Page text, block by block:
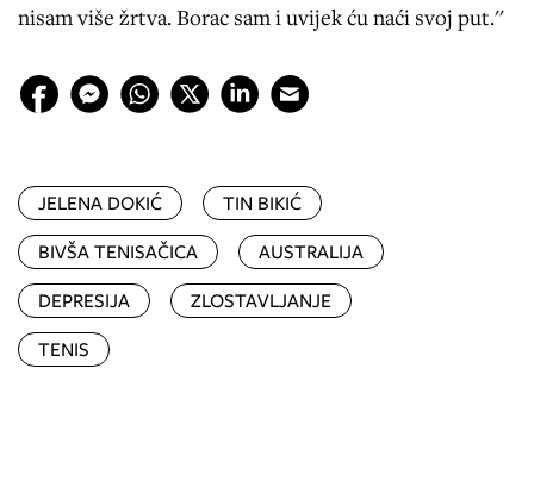
nisam više žrtva. Borac sam i uvijek ću naći svoj put.''
JELENA DOKIĆ
TIN BIKIĆ
BIVŠA TENISAČICA
AUSTRALIJA
DEPRESIJA
ZLOSTAVLJANJE
TENIS